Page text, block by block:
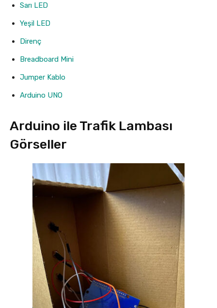
Sarı LED
Yeşil LED
Direnç
Breadboard Mini
Jumper Kablo
Arduino UNO
Arduino ile Trafik Lambası
Görseller